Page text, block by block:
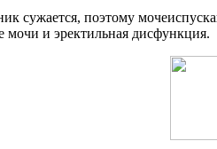
сужается, поэтому
и эректильная дисфункция.